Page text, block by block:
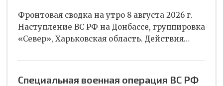
Фронтовая сводка на утро 8 августа 2026 г.
Наступление ВС РФ на Донбассе, группировка
«Север», Харьковская область. Действия…
Специальная военная операция ВС РФ